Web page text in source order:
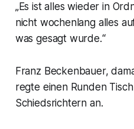
„Es ist alles wieder in
nicht wochenlang alles
was gesagt wurde.“
Franz Beckenbauer,
regte einen Runden
Schiedsrichtern an.